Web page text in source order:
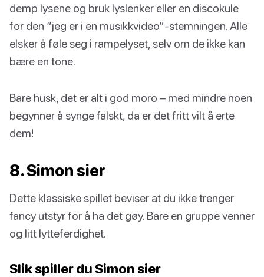
demp lysene og bruk lyslenker eller en discokule
for den “jeg er i en musikkvideo”-stemningen. Alle
elsker å føle seg i rampelyset, selv om de ikke kan
bære en tone.
Bare husk, det er alt i god moro – med mindre noen
begynner å synge falskt, da er det fritt vilt å erte
dem!
8. Simon sier
Dette klassiske spillet beviser at du ikke trenger
fancy utstyr for å ha det gøy. Bare en gruppe venner
og litt lytteferdighet.
Slik spiller du Simon sier